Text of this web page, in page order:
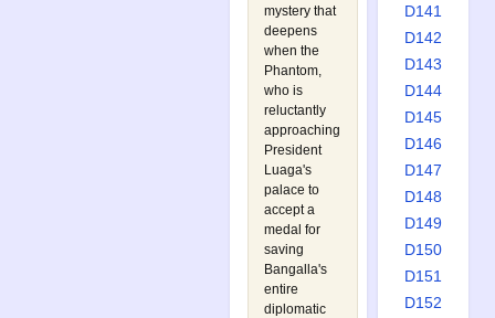
mystery that
deepens
when the
Phantom,
who is
reluctantly
approaching
President
Luaga's
palace to
accept a
medal for
saving
Bangalla's
entire
diplomatic
D141
D142
D143
D144
D145
D146
D147
D148
D149
D150
D151
D152